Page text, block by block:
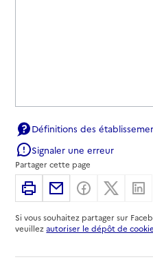
Définitions des
Signaler une erreur
Partager cette page
ImprimerPartager par email
Partager sur
Si vous souhaitez partager sur
veuillezautoriser le dépôt de